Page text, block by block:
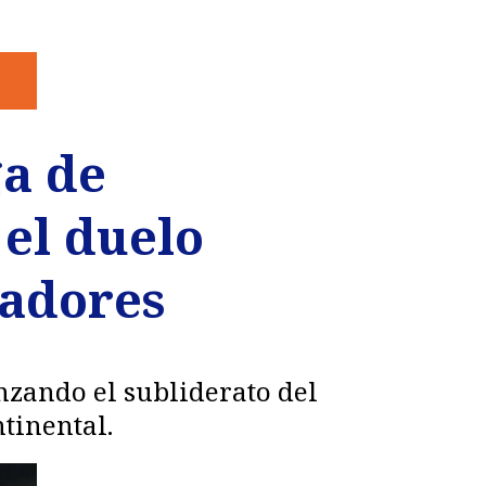
de
duelo
el subliderato del